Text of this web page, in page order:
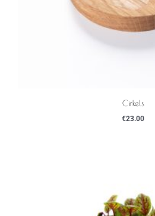
Cirkels
€23.00